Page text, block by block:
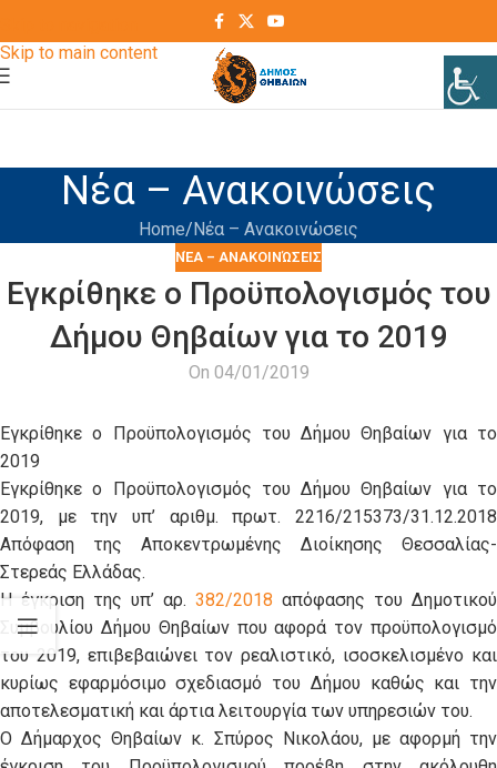
Skip to main content
Νέα – Ανακοινώσεις
Home Νέα – Ανακοινώσεις
ΝΈΑ – ΑΝΑΚΟΙΝΏΣΕΙΣ
Εγκρίθηκε ο Προϋπολογισμός του
Δήμου Θηβαίων για το 2019
On 04/01/2019
Εγκρίθηκε ο Προϋπολογισμός του Δήμου Θηβαίων για το
2019
Εγκρίθηκε ο Προϋπολογισμός του Δήμου Θηβαίων για το
2019, με την υπ’ αριθμ. πρωτ. 2216/215373/31.12.2018
Απόφαση της Αποκεντρωμένης Διοίκησης Θεσσαλίας-
Στερεάς Ελλάδας.
Η έγκριση της υπ’ αρ. 382/2018 απόφασης του Δημοτικού
Συμβουλίου Δήμου Θηβαίων που αφορά τον προϋπολογισμό
του 2019, επιβεβαιώνει τον ρεαλιστικό, ισοσκελισμένο και
κυρίως εφαρμόσιμο σχεδιασμό του Δήμου καθώς και την
αποτελεσματική και άρτια λειτουργία των υπηρεσιών του.
Ο Δήμαρχος Θηβαίων κ. Σπύρος Νικολάου, με αφορμή την